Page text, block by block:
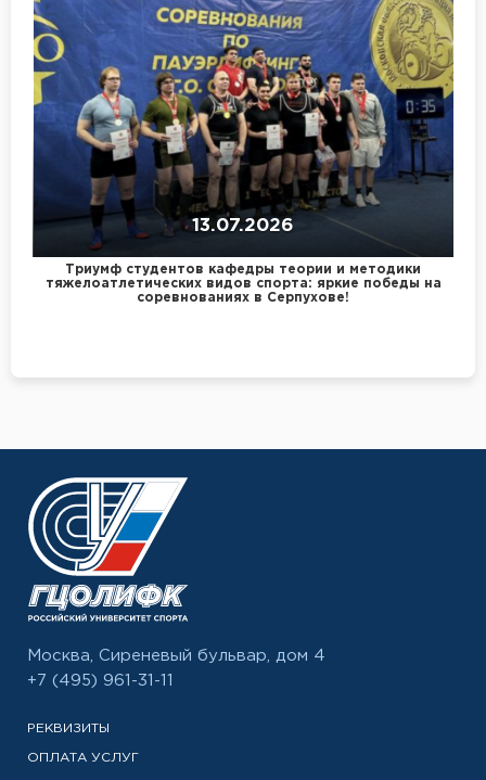
13.07.2026
Триумф студентов кафедры теории и методики
тяжелоатлетических видов спорта: яркие победы на
соревнованиях в Серпухове!
Москва, Сиреневый бульвар, дом 4
+7 (495) 961-31-11
РЕКВИЗИТЫ
ОПЛАТА УСЛУГ